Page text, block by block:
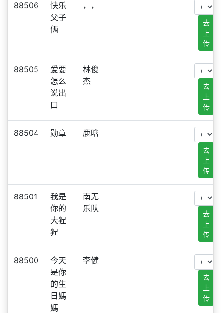
88506
快乐
父子
俩
，，
去
上
传
88505
爱要
怎么
说出
口
林俊
杰
去
上
传
88504 勋章 鹿晗
去
上
传
88501
我是
你的
大猩
猩
南无
乐队
去
上
传
88500
今天
是你
的生
日媽
媽
李健
去
上
传